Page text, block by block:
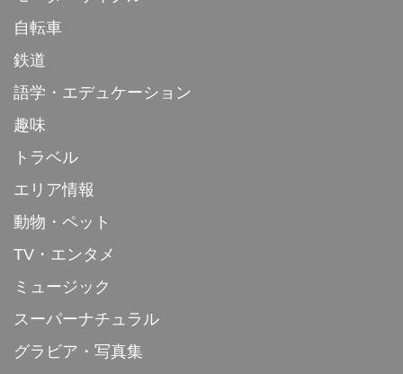
自転車
鉄道
語学・エデュケーション
趣味
トラベル
エリア情報
動物・ペット
TV・エンタメ
ミュージック
スーパーナチュラル
グラビア・写真集